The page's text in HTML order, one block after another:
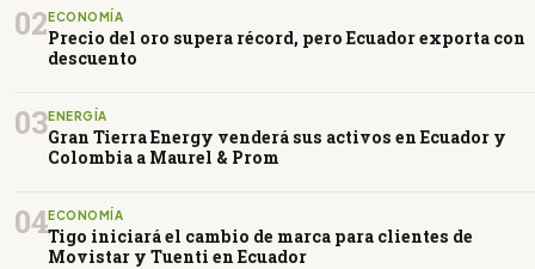
02ECONOMÍA
Precio del oro supera récord, pero Ecuador exporta con
descuento
03ENERGÍA
Gran Tierra Energy venderá sus activos en Ecuador y
Colombia a Maurel & Prom
04ECONOMÍA
Tigo iniciará el cambio de marca para clientes de
Movistar y Tuenti en Ecuador